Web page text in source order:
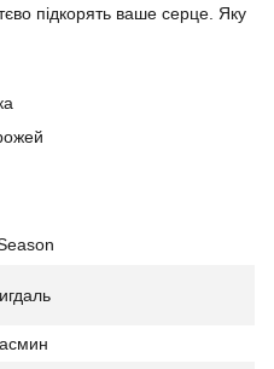
підкорять ваше серце. Яку